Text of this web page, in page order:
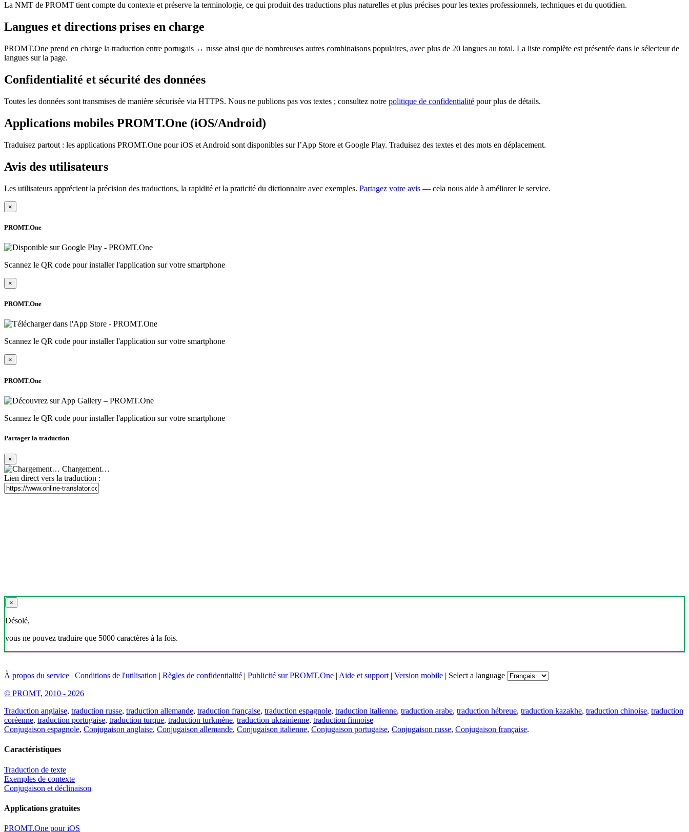
La NMT de PROMT tient compte du contexte et préserve la terminologie, ce qui produit des traductions plus naturelles et plus précises pour les textes professionnels, techniques et du quotidien.
Langues et directions prises en charge
PROMT.One prend en charge la traduction entre portugais ↔ russe ainsi que de nombreuses autres combinaisons populaires, avec plus de 20 langues au total. La liste complète est présentée dans le sélecteur de
langues sur la page.
Confidentialité et sécurité des données
Toutes les données sont transmises de manière sécurisée via HTTPS. Nous ne publions pas vos textes ; consultez notre politique de confidentialité pour plus de détails.
Applications mobiles PROMT.One (iOS/Android)
Traduisez partout : les applications PROMT.One pour iOS et Android sont disponibles sur l’App Store et Google Play. Traduisez des textes et des mots en déplacement.
Avis des utilisateurs
Les utilisateurs apprécient la précision des traductions, la rapidité et la praticité du dictionnaire avec exemples. Partagez votre avis — cela nous aide à améliorer le service.
×
PROMT.One
Scannez le QR code pour installer l'application sur votre smartphone
×
PROMT.One
Scannez le QR code pour installer l'application sur votre smartphone
×
PROMT.One
Scannez le QR code pour installer l'application sur votre smartphone
Partager la traduction
×
Chargement…
Lien direct vers la traduction :
×
Désolé,
vous ne pouvez traduire que 5000 caractères à la fois.
À propos du service | Conditions de l'utilisation | Règles de confidentialité | Publicité sur PROMT.One | Aide et support | Version mobile | Select a language
© PROMT, 2010 - 2026
Traduction anglaise, traduction russe, traduction allemande, traduction française, traduction espagnole, traduction italienne, traduction arabe, traduction hébreue, traduction kazakhe, traduction chinoise, traduction
coréenne, traduction portugaise, traduction turque, traduction turkmène, traduction ukrainienne, traduction finnoise
Conjugaison espagnole, Conjugaison anglaise, Conjugaison allemande, Conjugaison italienne, Conjugaison portugaise, Conjugaison russe, Conjugaison française.
Caractéristiques
Traduction de texte
Exemples de contexte
Conjugaison et déclinaison
Applications gratuites
PROMT.One pour iOS